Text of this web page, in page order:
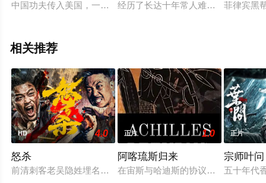
中国功夫传入美国，一些白人、黑人帮派也习拳练武，以维护各
经历了长达十年常人难以想象的牢狱
菲律宾黑
相关推荐
HD 4.0
怒杀
前清刺客老吴隐姓埋名于药铺，却为守护单亲母女小茜和依依，
正片 1.0
阿喀琉斯归来
在宙斯与哈迪斯的协议下，年迈的阿
正片
宗师叶
五十年代